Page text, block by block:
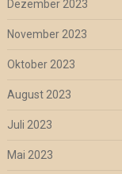
Dezember 2023
November 2023
Oktober 2023
August 2023
Juli 2023
Mai 2023